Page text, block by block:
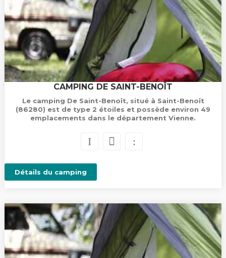
CAMPING DE SAINT-BENOÎT
Le camping De Saint-Benoît, situé à Saint-Benoît
(86280) est de type 2 étoiles et possède environ 49
emplacements dans le département Vienne.
Détails du camping